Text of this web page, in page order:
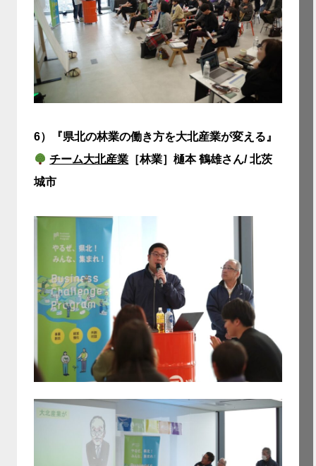
6）
『県北の林業の働き方を大北産業が変える』
チーム大北産業 ［林業］樋本 鶴雄さん/ 北茨
城市